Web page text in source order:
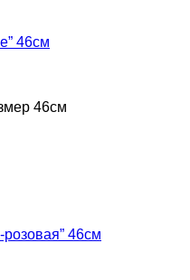
46см
46см
46см